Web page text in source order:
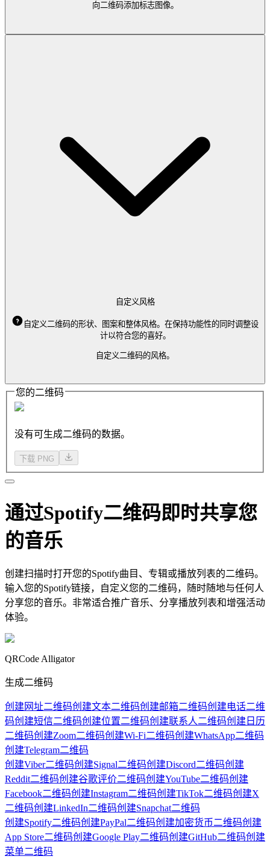
向二维码添加标志图像。
自定义风格
自定义二维码的形状、图案和整体风格。在保持功能性的同时调整设
计以符合您的喜好。
自定义二维码的风格。
您的二维码
没有可生成二维码的数据。
下载 PNG
通过Spotify二维码即时共享您
的音乐
创建扫描时打开您的Spotify曲目、专辑或播放列表的二维码。
输入您的Spotify链接，自定义您的二维码，随时随地与任何人
分享您的音乐。非常适合推广音乐、分享播放列表和增强活动
体验。
QRCode Alligator
生成二维码
创建网址二维码创建文本二维码创建邮箱二维码创建电话二维
码创建短信二维码创建位置二维码创建联系人二维码创建日历
二维码创建Zoom二维码创建Wi-Fi二维码创建WhatsApp二维码
创建Telegram二维码
创建Viber二维码创建Signal二维码创建Discord二维码创建
Reddit二维码创建谷歌评价二维码创建YouTube二维码创建
Facebook二维码创建Instagram二维码创建TikTok二维码创建X
二维码创建LinkedIn二维码创建Snapchat二维码
创建Spotify二维码创建PayPal二维码创建加密货币二维码创建
App Store二维码创建Google Play二维码创建GitHub二维码创建
菜单二维码